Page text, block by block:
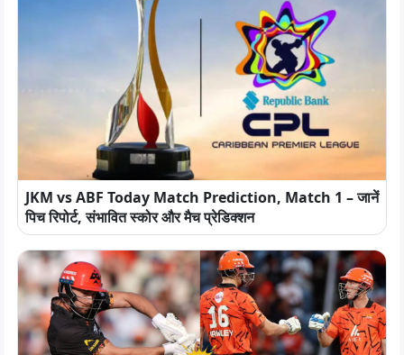
JKM vs ABF Today Match Prediction, Match 1 – जानें
पिच रिपोर्ट, संभावित स्कोर और मैच प्रेडिक्शन